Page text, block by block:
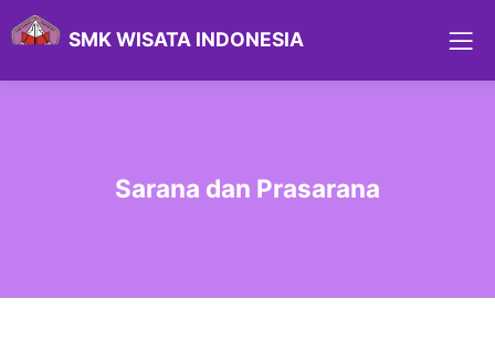
SMK WISATA INDONESIA
Sarana dan Prasarana